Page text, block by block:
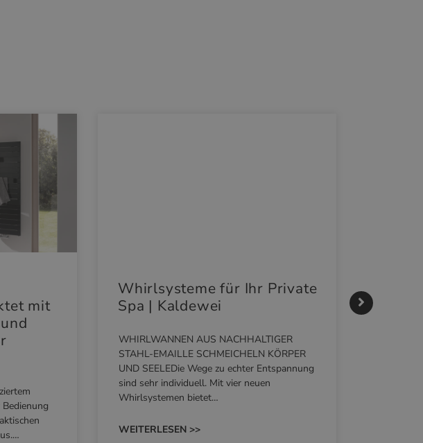
mit
Whirlsysteme für Ihr Private
Spa | Kaldewei
WHIRLWANNEN AUS NACHHALTIGER
STAHL-EMAILLE SCHMEICHELN KÖRPER
UND SEELEDie Wege zu echter Entspannung
sind sehr individuell. Mit vier neuen
Whirlsystemen bietet…
WEITERLESEN >>